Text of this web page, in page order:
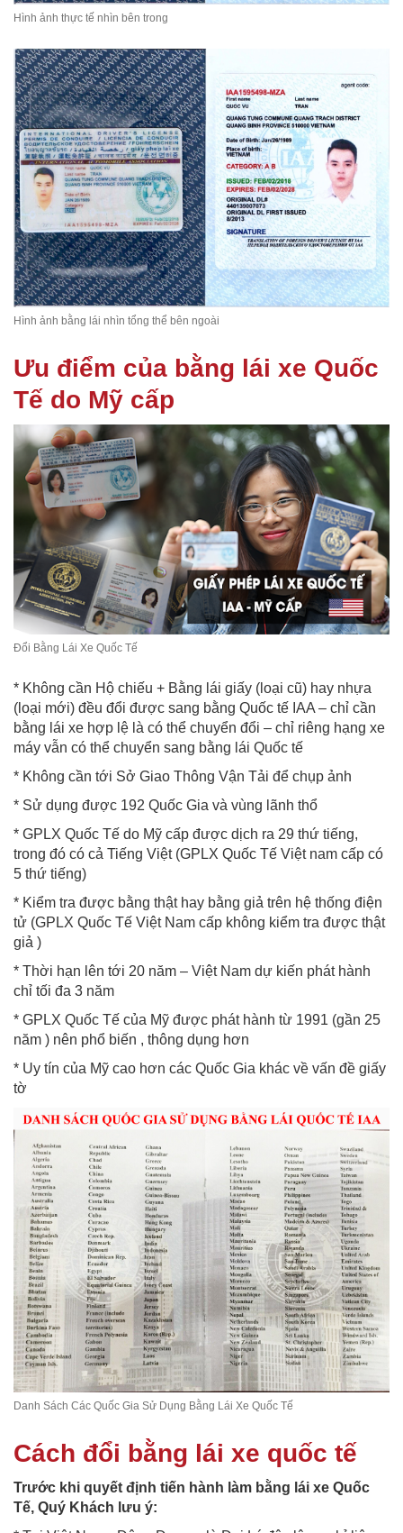
Hình ảnh thực tế nhìn bên trong
Hình ảnh bằng lái nhìn tổng thể bên ngoài
Ưu điểm của bằng lái xe Quốc
Tế do Mỹ cấp
Đổi Bằng Lái Xe Quốc Tế
* Không cần Hộ chiếu + Bằng lái giấy (loại cũ) hay nhựa
(loại mới) đều đổi được sang bằng Quốc tế IAA – chỉ cần
bằng lái xe hợp lệ là có thể chuyển đổi – chỉ riêng hạng xe
máy vẫn có thể chuyển sang bằng lái Quốc tế
* Không cần tới Sở Giao Thông Vận Tải để chụp ảnh
* Sử dụng được 192 Quốc Gia và vùng lãnh thổ
* GPLX Quốc Tế do Mỹ cấp được dịch ra 29 thứ tiếng,
trong đó có cả Tiếng Việt (GPLX Quốc Tế Việt nam cấp có
5 thứ tiếng)
* Kiểm tra được bằng thật hay bằng giả trên hệ thống điện
tử (GPLX Quốc Tế Việt Nam cấp không kiểm tra được thật
giả )
* Thời hạn lên tới 20 năm – Việt Nam dự kiến phát hành
chỉ tối đa 3 năm
* GPLX Quốc Tế của Mỹ được phát hành từ 1991 (gần 25
năm ) nên phổ biến , thông dụng hơn
* Uy tín của Mỹ cao hơn các Quốc Gia khác về vấn đề giấy
tờ
Danh Sách Các Quốc Gia Sử Dụng Bằng Lái Xe Quốc Tế
Cách đổi bằng lái xe quốc tế
Trước khi quyết định tiến hành làm bằng lái xe Quốc
Tế, Quý Khách lưu ý: